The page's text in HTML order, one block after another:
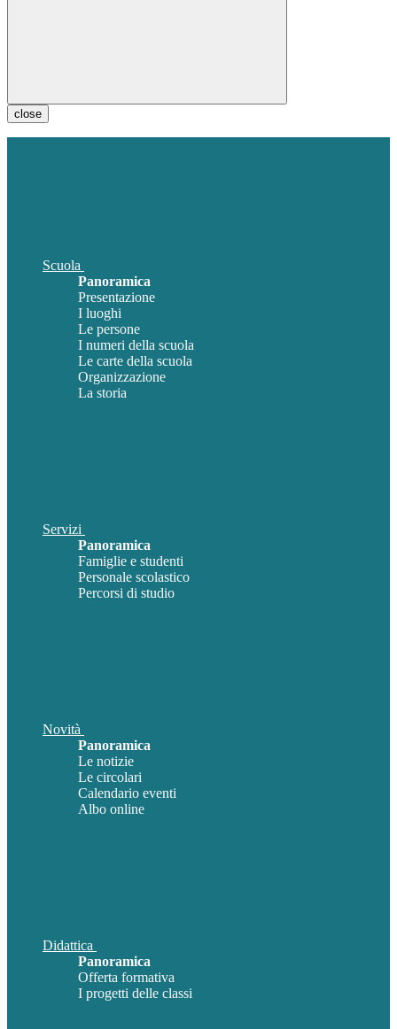
close
Scuola
Panoramica
Presentazione
I luoghi
Le persone
I numeri della scuola
Le carte della scuola
Organizzazione
La storia
Servizi
Panoramica
Famiglie e studenti
Personale scolastico
Percorsi di studio
Novità
Panoramica
Le notizie
Le circolari
Calendario eventi
Albo online
Didattica
Panoramica
Offerta formativa
I progetti delle classi